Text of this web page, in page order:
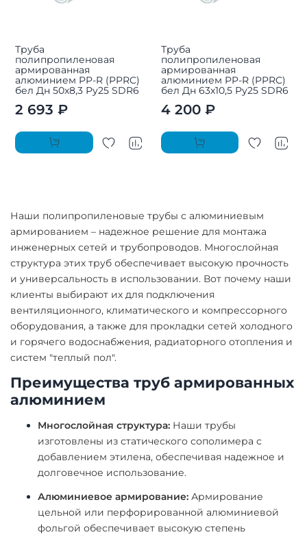
Труба
полипропиленовая
армированная
алюминием PP-R (PPRC)
бел Дн 50х8,3 Ру25 SDR6
2 693 ₽
Труба
полипропиленовая
армированная
алюминием PP-R (PPRC)
бел Дн 63х10,5 Ру25 SDR6
4 200 ₽
Наши полипропиленовые трубы с алюминиевым
армированием – надежное решение для монтажа
инженерных сетей и трубопроводов. Многослойная
структура этих труб обеспечивает высокую прочность
и универсальность в использовании. Вот почему наши
клиенты выбирают их для подключения
вентиляционного, климатического и компрессорного
оборудования, а также для прокладки сетей холодного
и горячего водоснабжения, радиаторного отопления и
систем "теплый пол".
Преимущества труб армированных
алюминием
Многослойная структура: Наши трубы
изготовлены из статического сополимера с
добавлением этилена, обеспечивая надежное и
долговечное использование.
Алюминиевое армирование: Армирование
цельной или перфорированной алюминиевой
фольгой обеспечивает высокую степень